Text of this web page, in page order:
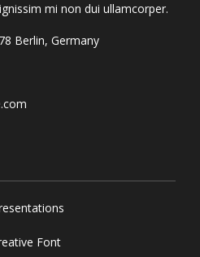
mi non dui ullamcorper.
Berlin, Germany
Font